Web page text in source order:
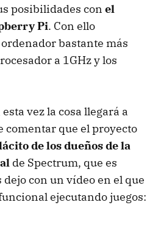
posibilidades con el
Pi. Con ello
bastante más
a 1GHz y los
vez la cosa llegará a
comentar que el proyecto
de los dueños de la
de Spectrum, que es
con un vídeo en el que
ejecutando juegos: